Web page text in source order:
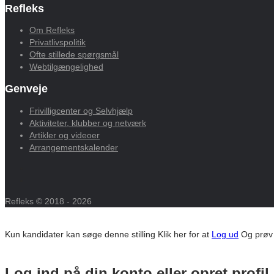
Refleks
Om Refleks
Privatlivspolitik
Ofte stillede spørgsmål
Webtilgængelighed
Genveje
Frivilligcenter og Selvhjælp
Aktiviteter, klubber og netværk
Artikler og videoer
Arrangementskalender
Refleks © 2018 - 2026
Kun kandidater kan søge denne stilling Klik her for at Log ud Og